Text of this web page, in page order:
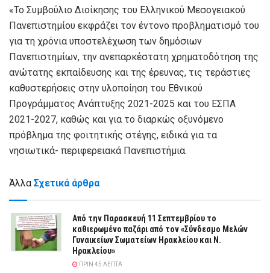
«Το Συμβούλιο Διοίκησης του Ελληνικού Μεσογειακού
Πανεπιστημίου εκφράζει τον έντονο προβληματισμό του
για τη χρόνια υποστελέχωση των δημόσιων
Πανεπιστημίων, την ανεπαρκέστατη χρηματοδότηση της
ανώτατης εκπαίδευσης και της έρευνας, τις τεράστιες
καθυστερήσεις στην υλοποίηση του Εθνικού
Προγράμματος Ανάπτυξης 2021-2025 και του ΕΣΠΑ
2021-2027, καθώς και για το διαρκώς οξυνόμενο
πρόβλημα της φοιτητικής στέγης, ειδικά για τα
νησιωτικά- περιφερειακά Πανεπιστήμια.
Άλλα Σχετικά άρθρα
Από την Παρασκευή 11 Σεπτεμβρίου το
καθιερωμένο παζάρι από τον «Σύνδεσμο Μελών
Γυναικείων Σωματείων Ηρακλείου και Ν.
Ηρακλείου»
ΠΡΙΝ 45 ΛΕΠΤΆ